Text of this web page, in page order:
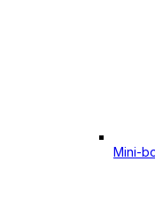
Mini-